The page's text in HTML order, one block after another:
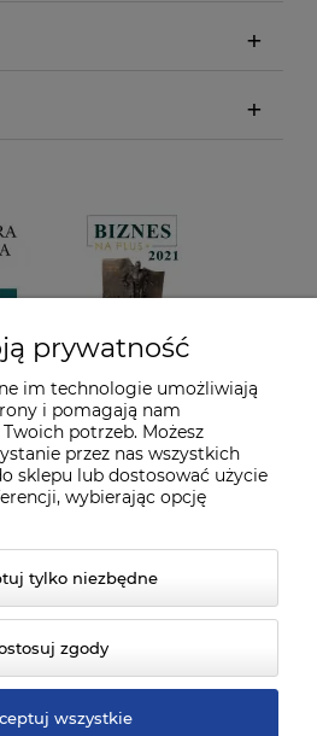
prywatność
im technologie umożliwiają
i pomagają nam
potrzeb. Możesz
przez nas wszystkich
sklepu lub dostosować użycie
wybierając opcję
tylko niezbędne
zgody
wszystkie